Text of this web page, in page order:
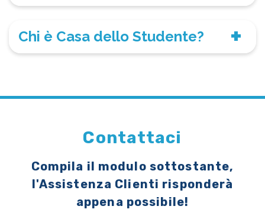
Chi è Casa dello Studente?
Contattaci
Compila il modulo sottostante,
l'Assistenza Clienti risponderà
appena possibile!